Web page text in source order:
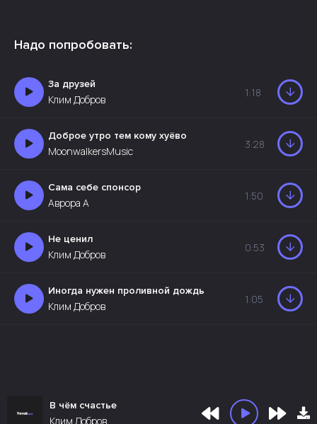
Надо попробовать:
За друзей
Клим Добров
1:18
Доброе утро тем кому хуёво
MoonwalkersMusic
3:28
Сама себе спонсор
Аврора А
1:50
Не ценил
Клим Добров
0:53
Иногда нужен проливной дождь
Клим Добров
1:05
В чём счастье
Клим Добров